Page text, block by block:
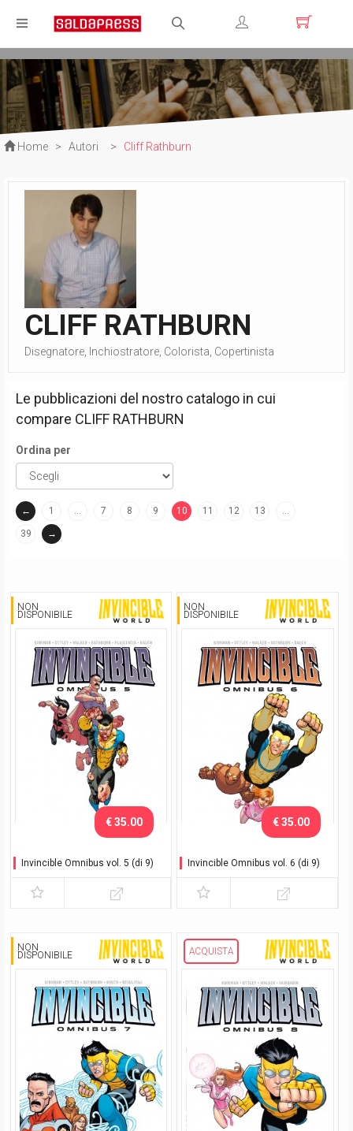
Registrati
Login
Home > Autori > Cliff Rathburn
CLIFF RATHBURN
Disegnatore, Inchiostratore, Colorista, Copertinista
Le pubblicazioni del nostro catalogo in cui
compare CLIFF RATHBURN
Ordina per
← 1 … 7 8 9
10
11 12 13 …
39 →
NON
DISPONIBILE
Invincible Omnibus vol. 5 (di 9)
€ 35.00
NON
DISPONIBILE
Invincible Omnibus vol. 6 (di 9)
€ 35.00
NON
DISPONIBILE ACQUISTA